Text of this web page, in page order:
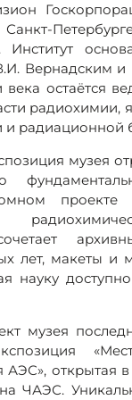
Институт
Вернадским и
века остаётся
радиохимии,
и радиационной
музея
проекте
лет, макеты и
науку
музея
АЭС», открытая
ЧАЭС.